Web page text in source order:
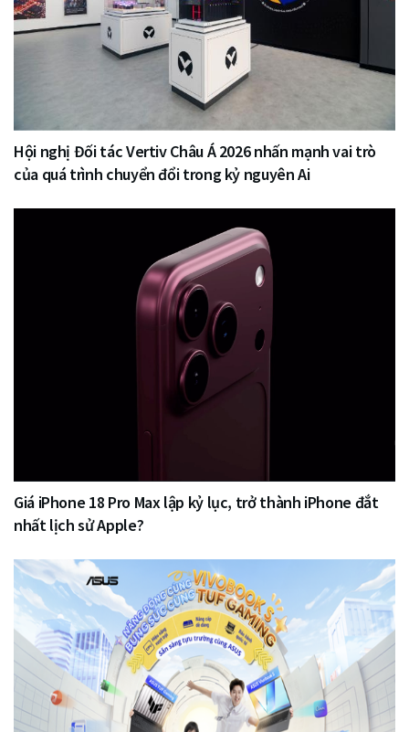
Hội nghị Đối tác Vertiv Châu Á 2026 nhấn mạnh vai trò
của quá trình chuyển đổi trong kỷ nguyên Ai
Giá iPhone 18 Pro Max lập kỷ lục, trở thành iPhone đắt
nhất lịch sử Apple?